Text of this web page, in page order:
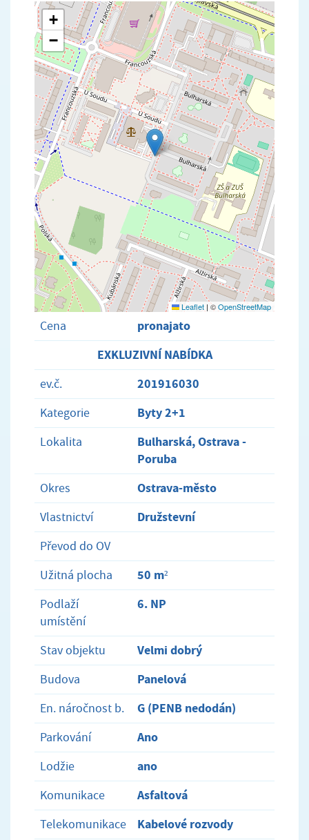
+
−
Leaflet | ©OpenStreetMap
Cena
pronajato
EXKLUZIVNÍ NABÍDKA
ev.č. 201916030
Kategorie Byty 2+1
Lokalita
Bulharská, Ostrava -
Poruba
Okres Ostrava-město
Vlastnictví Družstevní
Převod do OV
Užitná plocha
50 m²
Podlaží
umístění
6. NP
Stav objektu Velmi dobrý
Budova Panelová
En. náročnost b. G (PENB nedodán)
Parkování Ano
Lodžie ano
Komunikace Asfaltová
Telekomunikace Kabelové rozvody